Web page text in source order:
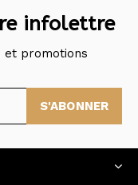
infolettre
et promotions
S'ABONNER